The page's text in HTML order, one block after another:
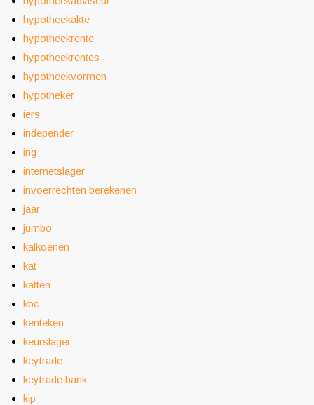
hypotheekakte
hypotheekrente
hypotheekrentes
hypotheekvormen
hypotheker
iers
independer
ing
internetslager
invoerrechten berekenen
jaar
jumbo
kalkoenen
kat
katten
kbc
kenteken
keurslager
keytrade
keytrade bank
kip